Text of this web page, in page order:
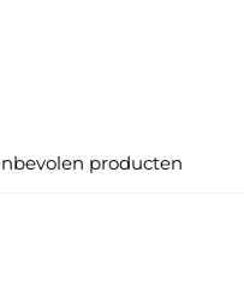
producten